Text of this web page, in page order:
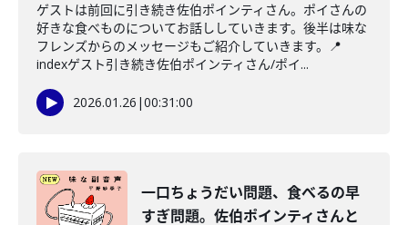
ゲストは前回に引き続き佐伯ポインティさん。ポイさんの
好きな食べものについてお話ししていきます。後半は味な
フレンズからのメッセージもご紹介していきます。📍
indexゲスト引き続き佐伯ポインティさん/ポイ...
2026.01.26 |00:31:00
一口ちょうだい問題、食べるの早
すぎ問題。佐伯ポインティさんと